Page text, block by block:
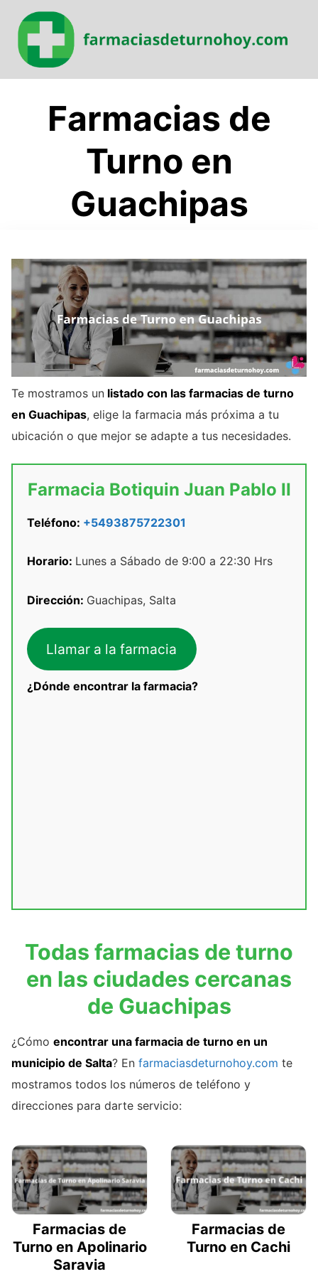
contenido
Farmacias de
Turno en
Guachipas
Te mostramos un listado con las farmacias de turno
en Guachipas, elige la farmacia más próxima a tu
ubicación o que mejor se adapte a tus necesidades.
Farmacia Botiquin Juan Pablo II
Teléfono: +5493875722301
Horario: Lunes a Sábado de 9:00 a 22:30 Hrs
Dirección: Guachipas, Salta
Llamar a la farmacia
¿Dónde encontrar la farmacia?
Todas farmacias de turno
en las ciudades cercanas
de Guachipas
¿Cómo encontrar una farmacia de turno en un
municipio de Salta? En farmaciasdeturnohoy.com te
mostramos todos los números de teléfono y
direcciones para darte servicio:
Farmacias de
Turno en Apolinario
Saravia
Farmacias de
Turno en Cachi